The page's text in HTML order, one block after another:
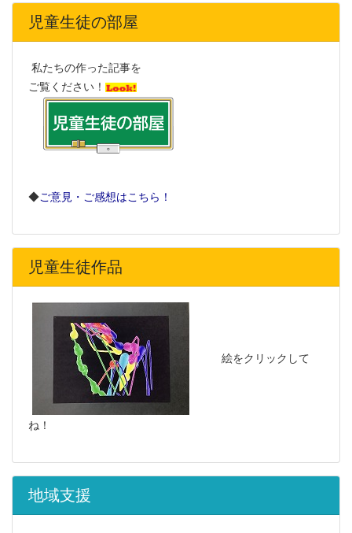
児童生徒の部屋
私たちの作った記事を
ご覧ください！
◆ご意見・ご感想はこちら！
児童生徒作品
絵をクリックして
ね！
地域支援